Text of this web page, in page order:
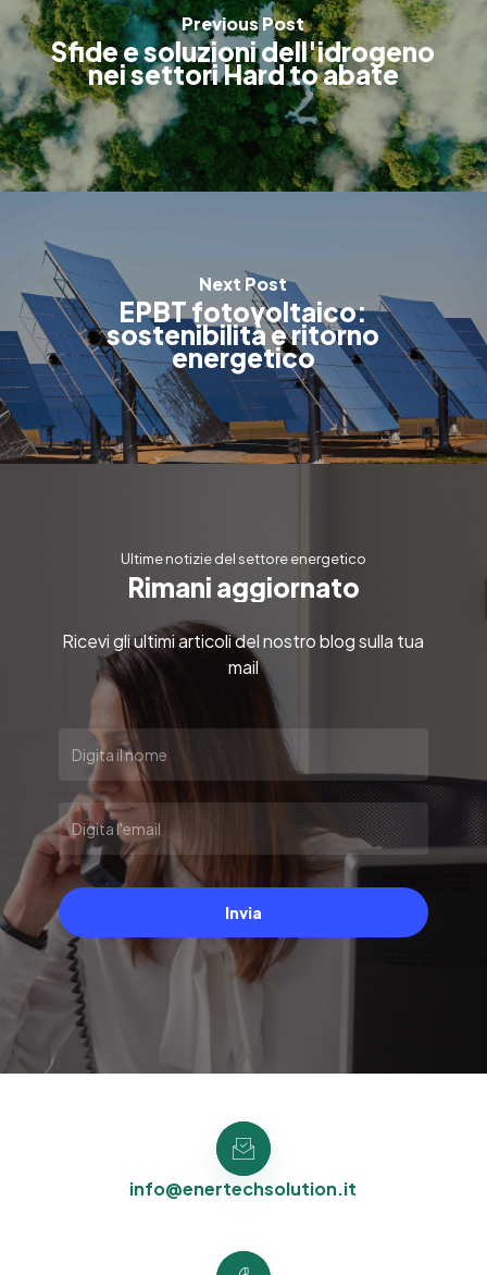
Previous Post
Sfide e soluzioni dell'idrogeno
nei settori Hard to abate
Next Post
EPBT fotovoltaico:
sostenibilità e ritorno
energetico
Ultime notizie del settore energetico
Rimani aggiornato
Ricevi gli ultimi articoli del nostro blog sulla tua
mail
Invia
info@enertechsolution.it